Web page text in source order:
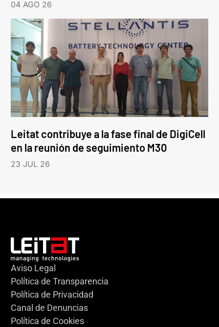
04 AGO 26
Leitat contribuye a la fase final de DigiCell
en la reunión de seguimiento M30
23 JUL 26
Aviso Legal
Política de Transparencia
Política de Privacidad
Canal de Denuncias
Política de Cookies